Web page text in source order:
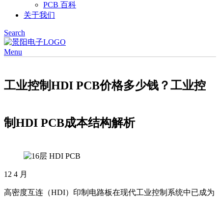
PCB 百科
关于我们
Search
Menu
工业控制HDI PCB价格多少钱？工业控
制HDI PCB成本结构解析
12 4 月
高密度互连（HDI）印制电路板在现代工业控制系统中已成为